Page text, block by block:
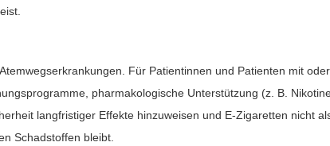
Für Patientinnen und Patienten mit
pharmakologische Unterstützung (z. B.
langfristiger Effekte hinzuweisen und E‑Zigaretten nicht
Schadstoffen bleibt.